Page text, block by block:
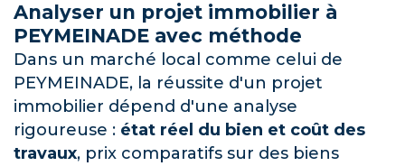
Analyser un projet immobilier à
PEYMEINADE avec méthode
Dans un marché local comme celui de
PEYMEINADE, la réussite d'un projet
immobilier dépend d'une analyse
rigoureuse : état réel du bien et coût des
travaux, prix comparatifs sur des biens